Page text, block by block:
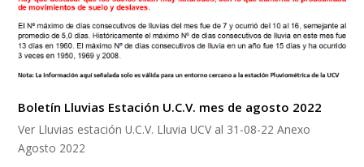
Boletín Lluvias Estación U.C.V. mes de agosto 2022
Ver Lluvias estación U.C.V. Lluvia UCV al 31-08-22 Anexo
Agosto 2022